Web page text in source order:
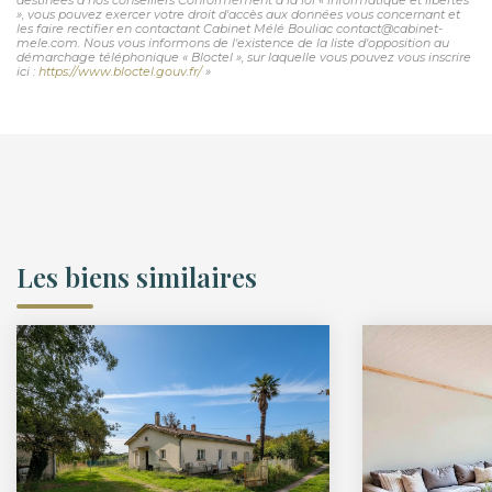
», vous pouvez exercer votre droit d'accès aux données vous concernant et
les faire rectifier en contactant Cabinet Mélé Bouliac contact@cabinet-
mele.com. Nous vous informons de l'existence de la liste d'opposition au
démarchage téléphonique « Bloctel », sur laquelle vous pouvez vous inscrire
ici : https://www.bloctel.gouv.fr/»
Les biens similaires